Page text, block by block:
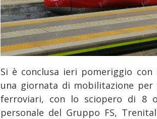
Si è conclusa ieri pomeriggio
una giornata di mobilitazione
ferroviari, con lo sciopero di 8
personale del Gruppo FS,